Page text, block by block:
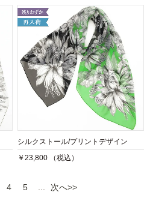
シルクストール/プリントデザイン
￥23,800 （税込）
4 5 ... 次へ>>